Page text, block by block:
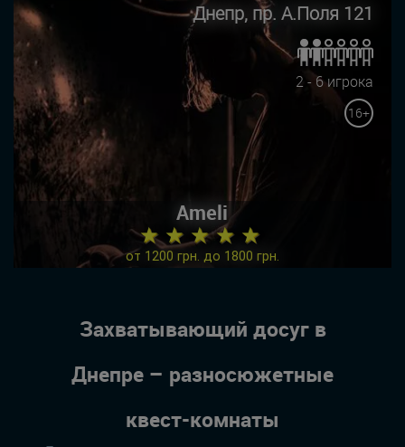
Днепр, пр. А.Поля 121
2 - 6 игрока
16+
Ameli
★ ★ ★ ★ ★
от 1200 грн. до 1800 грн.
Захватывающий досуг в
Днепре – разносюжетные
квест-комнаты